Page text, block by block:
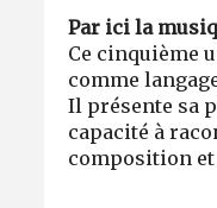
Par ici la
Ce cinquième
comme
Il présente sa
capacité à
composition